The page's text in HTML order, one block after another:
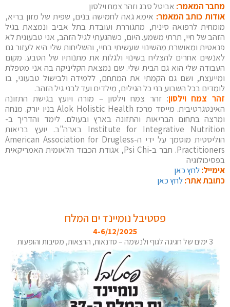
מחבר המאמר: אביטל סבג וזהר צמח וילסון
אודות כותב המאמר: אימא גאה לחמישה בנים, שפית של מזון בריא,
מומחית לרפואה סינית, מתגוררת ועובדת בתל אביב ונמצאת בגיל
הזהב של חיי, תרתי משמע. היום, כשהגעתי לגיל הזהב, אני טבעונית לא
פנאטית ומאושרת מהשינוי שעשיתי בחיי, והשליחות שלי היא לעזור גם
לאנשים אחרים להצליח בשינוי ולגלות את מתנותיו של הטבע. מקום
העבודה שלי הוא גם הבית שלי. שם נמצאת הקליניקה בה אני מטפלת
ומייעצת, ושם גם הקמתי את המתחם, ללמידה ולבישול טבעוני, בו
לומדים בכל השבוע בני כל הגילים, מילדים ועד לבני גיל הזהב.
זהר צמח וילסון: זהר צמח וילסון – מורה ויועץ בגישת התזונה
האינטגרטיבית. מייסד מרכז Alok Holistic Health בניו יורק. מנחה
ומרצה בתחום הבריאות והתזונה בארץ ובעולם. לימד והדריך ב-
Institute for Integrative Nutrition בארה"ב. יועץ בריאות
הוליסטית מוסמך על ידי ה-American Association for Drugless
Practitioners. חבר ב-Psi Chi, אגודת הכבוד הלאומית האמריקאית
בפסיכולוגיה
אימייל:לחץ כאן
כתובת אתר:לחץ כאן
פסטיבל נומיינד ים המלח
4-6/12/2025
3 ימים של חגיגה לגוף ולנשמה – סדנאות, הרצאות, מסיבות והופעות